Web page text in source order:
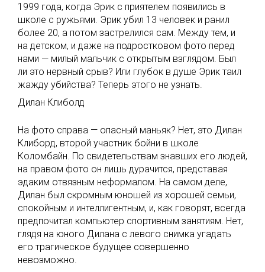
1999 года, когда Эрик с приятелем появились в
школе с ружьями. Эрик убил 13 человек и ранил
более 20, а потом застрелился сам. Между тем, и
на детском, и даже на подростковом фото перед
нами — милый мальчик с открытым взглядом. Был
ли это нервный срыв? Или глубок в душе Эрик таил
жажду убийства? Теперь этого не узнать.
Дилан Клиболд
На фото справа — опасный маньяк? Нет, это Дилан
Клиборд, второй участник бойни в школе
Коломбайн. По свидетельствам знавших его людей,
на правом фото он лишь дурачится, представая
эдаким отвязным неформалом. На самом деле,
Дилан был скромным юношей из хорошей семьи,
спокойным и интеллигентным, и, как говорят, всегда
предпочитал компьютер спортивным занятиям. Нет,
глядя на юного Дилана с левого снимка угадать
его трагическое будущее совершенно
невозможно.